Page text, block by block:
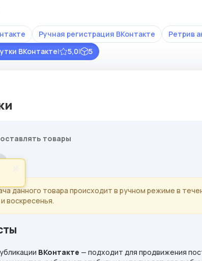
Ручная регистрация ВКонтакте Ретрив
ВКонтакте| 5,0| 5
товары
данного товара происходит в ручном режиме в
воскресенья.
ВКонтакте — подходит для продвижения